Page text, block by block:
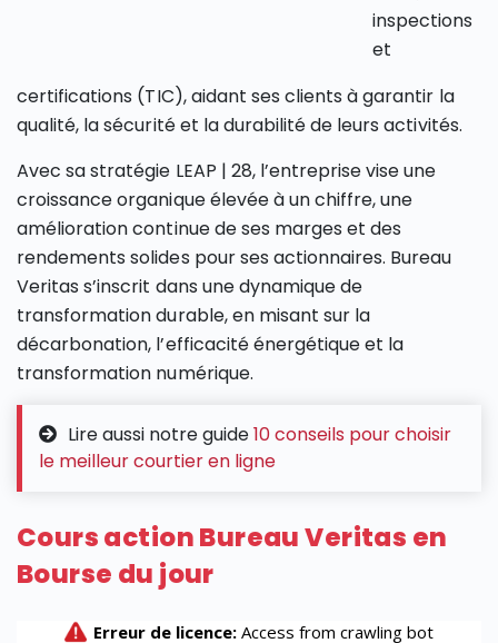
inspections
et
certifications (TIC), aidant ses clients à garantir la
qualité, la sécurité et la durabilité de leurs activités.
Avec sa stratégie LEAP | 28, l’entreprise vise une
croissance organique élevée à un chiffre, une
amélioration continue de ses marges et des
rendements solides pour ses actionnaires. Bureau
Veritas s’inscrit dans une dynamique de
transformation durable, en misant sur la
décarbonation, l’efficacité énergétique et la
transformation numérique.
Lire aussi notre guide10 conseils pour choisir
le meilleur courtier en ligne
Cours action Bureau Veritas en
Bourse du jour